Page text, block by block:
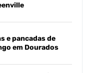
e pancadas de
em Dourados